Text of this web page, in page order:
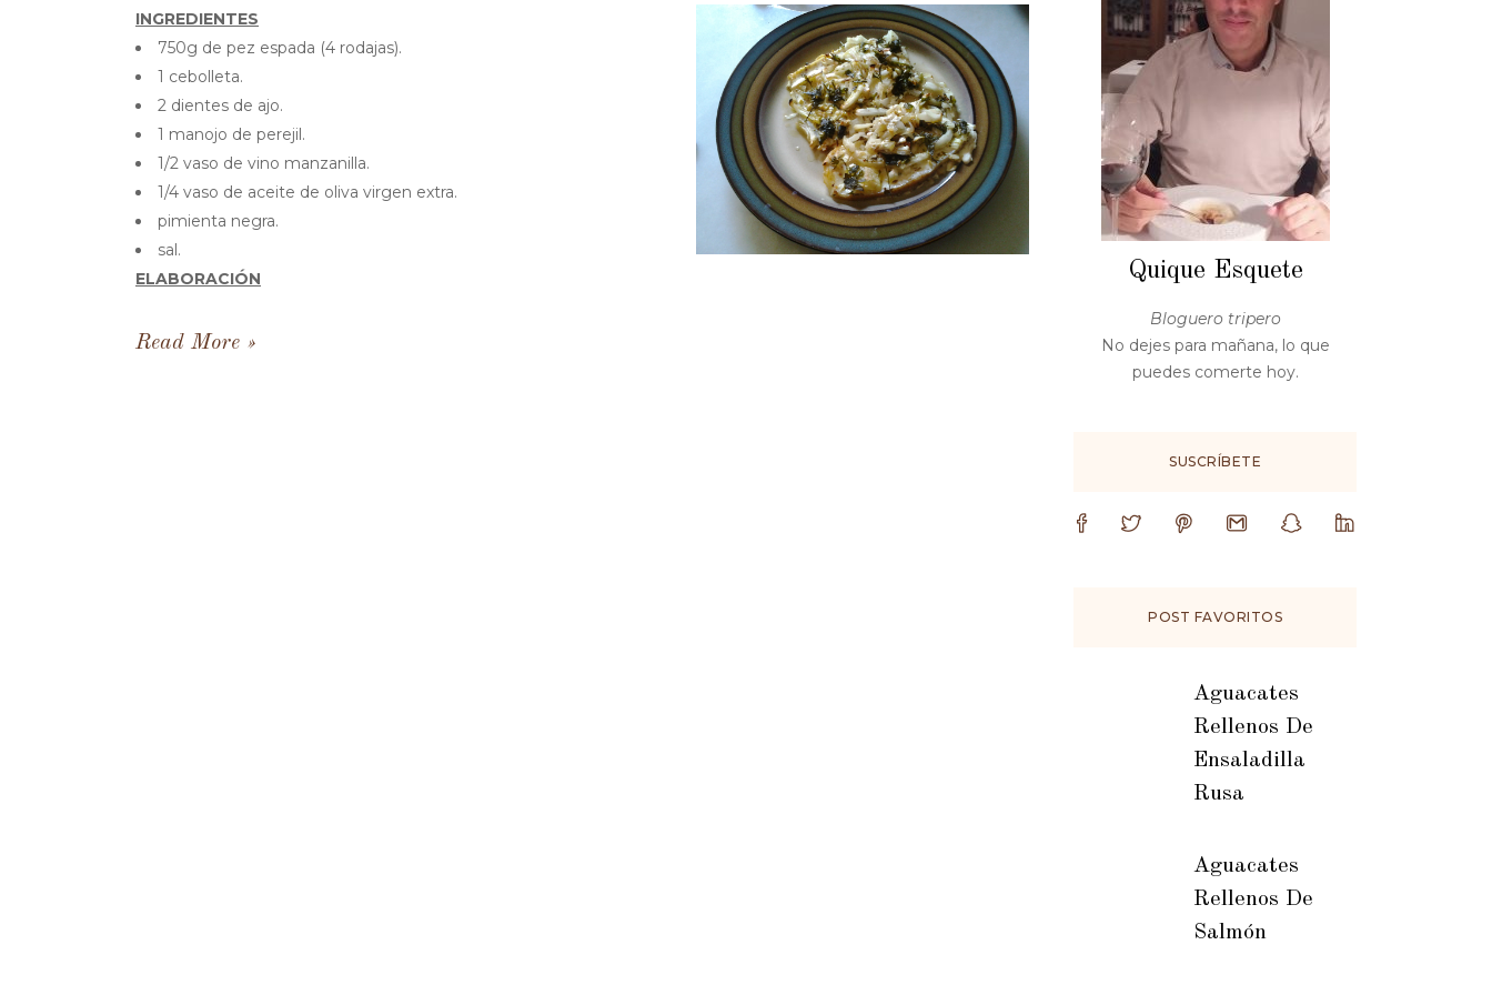
INGREDIENTES
750g de pez espada (4 rodajas).
1 cebolleta.
2 dientes de ajo.
1 manojo de perejil.
1/2 vaso de vino manzanilla.
1/4 vaso de aceite de oliva virgen extra.
pimienta negra.
sal.
ELABORACIÓN
Read More
Quique Esquete
Bloguero tripero
No dejes para mañana, lo que
puedes comerte hoy.
SUSCRÍBETE
POST FAVORITOS
Aguacates
Rellenos De
Ensaladilla
Rusa
Aguacates
Rellenos De
Salmón